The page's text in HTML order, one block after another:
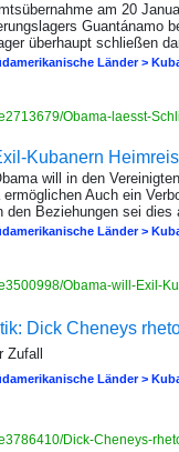
am 20
Guantánamo
überhaupt schließen
Länder >
Obama-laesst-
Kubanern
will in den
Auch ein
den Beziehungen sei dies
Länder >
Obama-will-Exil-
Dick Cheneys
Zufall
Länder >
Dick-Cheneys-